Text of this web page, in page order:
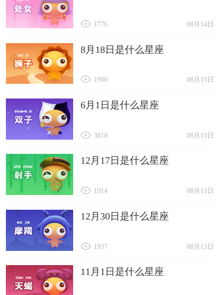
08月14日
1776
8月18日是什么星座
08月13日
1900
6月1日是什么星座
08月13日
3818
12月17日是什么星座
08月13日
1914
12月30日是什么星座
08月13日
1937
11月1日是什么星座